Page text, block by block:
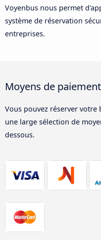
Voyenbus nous permet
système de réservation
entreprises.
Moyens de
Vous pouvez réserver
une large sélection de
dessous.